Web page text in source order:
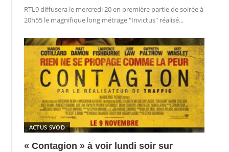
RTL9 diffusera le mercredi 20 en première partie de soirée à
20h55 le magnifique long métrage "Invictus" réalisé...
ACTUS SVOD
« Contagion » à voir lundi soir sur